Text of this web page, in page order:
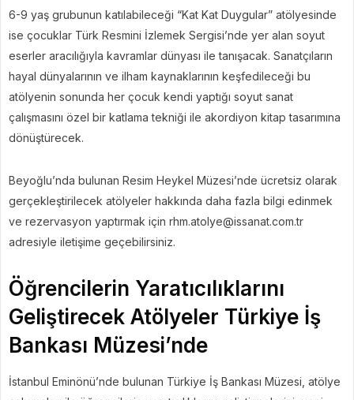
6-9 yaş grubunun katılabileceği “Kat Kat Duygular” atölyesinde
ise çocuklar Türk Resmini İzlemek Sergisi’nde yer alan soyut
eserler aracılığıyla kavramlar dünyası ile tanışacak. Sanatçıların
hayal dünyalarının ve ilham kaynaklarının keşfedileceği bu
atölyenin sonunda her çocuk kendi yaptığı soyut sanat
çalışmasını özel bir katlama tekniği ile akordiyon kitap tasarımına
dönüştürecek.
Beyoğlu’nda bulunan Resim Heykel Müzesi’nde ücretsiz olarak
gerçekleştirilecek atölyeler hakkında daha fazla bilgi edinmek
ve rezervasyon yaptırmak için rhm.atolye@issanat.com.tr
adresiyle iletişime geçebilirsiniz.
Öğrencilerin Yaratıcılıklarını
Geliştirecek Atölyeler Türkiye İş
Bankası Müzesi’nde
İstanbul Eminönü’nde bulunan Türkiye İş Bankası Müzesi, atölye